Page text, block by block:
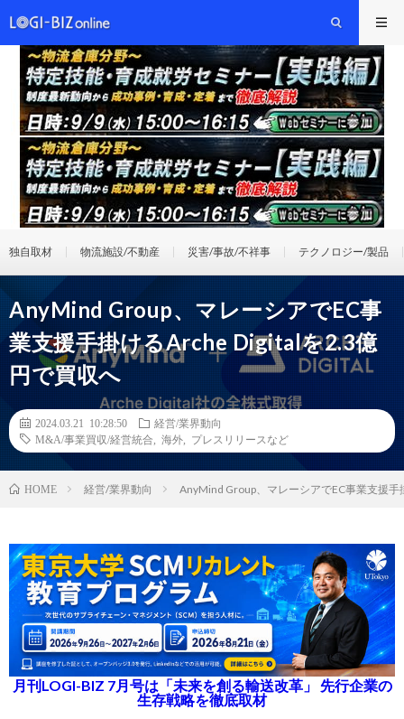
独自取材 物流施設/不動産 災害/事故/不祥事 テクノロジー/製品
AnyMind Group、マレーシアでEC事
業支援手掛けるArche Digitalを2.3億
円で買収へ
2024.03.21 10:28:50
経営/業界動向
M&A/事業買収/経営統合
海外 プレスリリースなど
HOME 経営/業界動向 AnyMind Group、マレーシアでEC事業支援
月刊LOGI-BIZ 7月号は「未来を創る輸送改革」 先行企業の
生存戦略を徹底取材